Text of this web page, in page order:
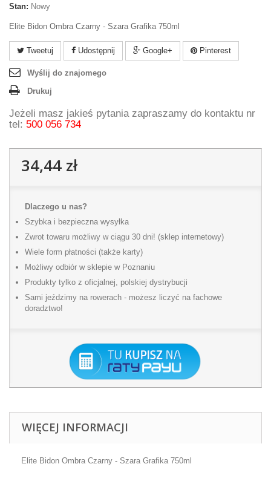
Stan: Nowy
Elite Bidon Ombra Czarny - Szara Grafika 750ml
Tweetuj Udostępnij Google+ Pinterest
Wyślij do znajomego
Drukuj
Jeżeli masz jakieś pytania zapraszamy do kontaktu nr
tel: 500 056 734
34,44 zł
Dlaczego u nas?
Szybka i bezpieczna wysyłka
Zwrot towaru możliwy w ciągu 30 dni! (sklep internetowy)
Wiele form płatności (także karty)
Możliwy odbiór w sklepie w Poznaniu
Produkty tylko z oficjalnej, polskiej dystrybucji
Sami jeździmy na rowerach - możesz liczyć na fachowe
doradztwo!
WIĘCEJ INFORMACJI
Elite Bidon Ombra Czarny - Szara Grafika 750ml